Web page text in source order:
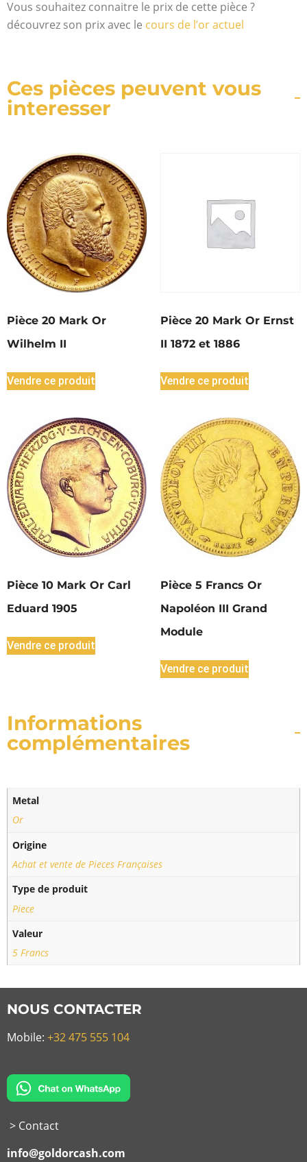
Vous souhaitez connaitre le prix de cette pièce ?
découvrez son prix avec le cours de l’or actuel
Ces pièces peuvent vous
interesser
Pièce 20 Mark Or
Wilhelm II
Vendre ce produit
Pièce 20 Mark Or Ernst
II 1872 et 1886
Vendre ce produit
Pièce 10 Mark Or Carl
Eduard 1905
Vendre ce produit
Pièce 5 Francs Or
Napoléon III Grand
Module
Vendre ce produit
Informations
complémentaires
Metal
Or
Origine
Achat et vente de Pieces Françaises
Type de produit
Piece
Valeur
5 Francs
NOUS CONTACTER
Mobile: +32 475 555 104
> Contact
info@goldorcash.com